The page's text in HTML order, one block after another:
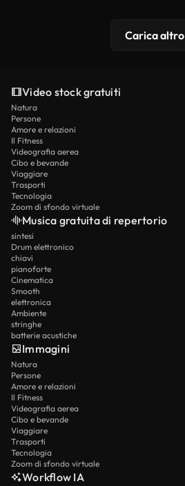
Carica altro
Video stock gratuiti
Natura
Persone
Amore e relazioni
Il Fitness
Videografia aerea
Cibo e bevande
Viaggiare
Trasporti
Tecnologia
Zoom di sfondo virtuale
Musica gratuita di repertorio
sintesi
Drum elettronico
chiavi
pianoforte
Cinematica
Smooth
elettronica
Ambiente
stringhe
batterie acustiche
Immagini
Natura
Persone
Amore e relazioni
Il Fitness
Videografia aerea
Cibo e bevande
Viaggiare
Trasporti
Tecnologia
Zoom di sfondo virtuale
Workflow IA